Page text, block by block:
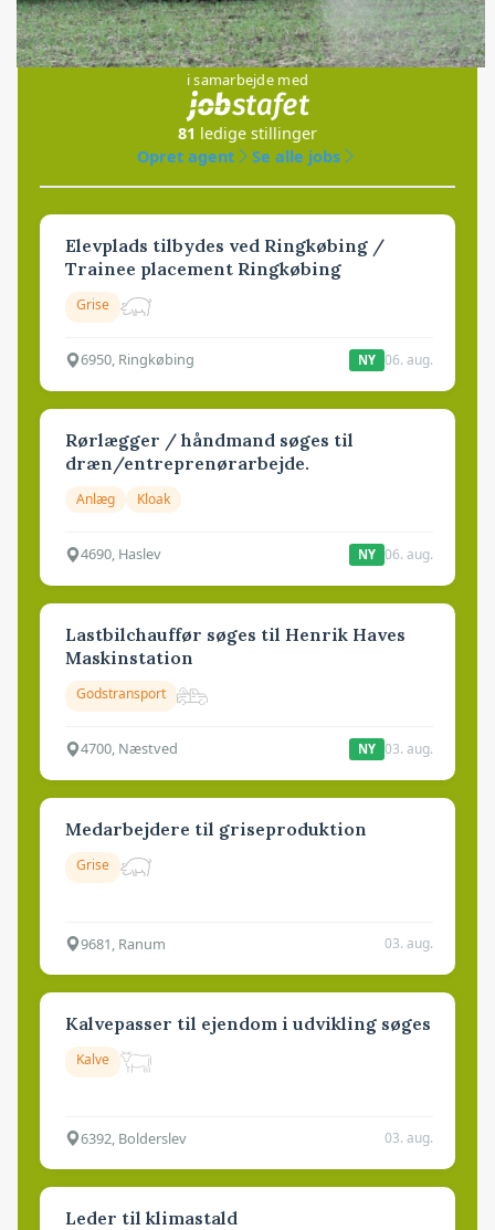
Jobs
i samarbejde med
81 ledige stillinger
Opret agent
Se alle jobs
Elevplads tilbydes ved Ringkøbing /
Trainee placement Ringkøbing
Grise
6950, Ringkøbing NY 06. aug.
Rørlægger / håndmand søges til
dræn/entreprenørarbejde.
Anlæg Kloak
4690, Haslev NY 06. aug.
Lastbilchauffør søges til Henrik Haves
Maskinstation
Godstransport
4700, Næstved NY 03. aug.
Medarbejdere til griseproduktion
Grise
9681, Ranum 03. aug.
Kalvepasser til ejendom i udvikling søges
Kalve
6392, Bolderslev 03. aug.
Leder til klimastald